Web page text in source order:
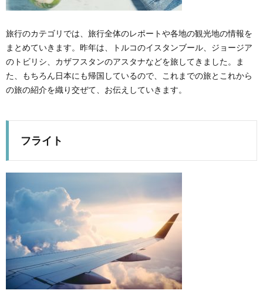
旅行のカテゴリでは、旅行全体のレポートや各地の観光地の情報を
まとめていきます。昨年は、トルコのイスタンブール、ジョージア
のトビリシ、カザフスタンのアスタナなどを旅してきました。ま
た、もちろん日本にも帰国しているので、これまでの旅とこれから
の旅の紹介を織り交ぜて、お伝えしていきます。
フライト